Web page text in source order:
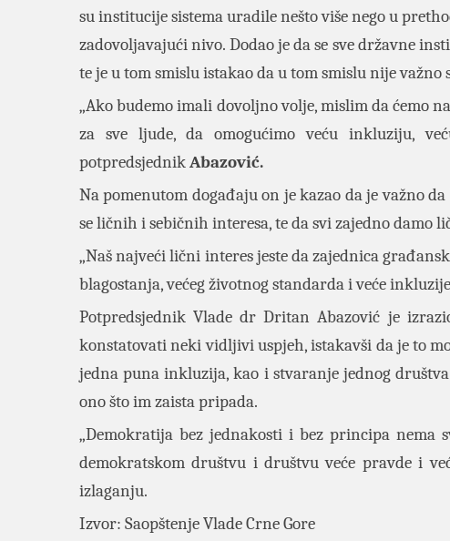
su institucije sistema uradile nešto više nego u
zadovoljavajući nivo. Dodao je da se sve državne
te je u tom smislu istakao da u tom smislu nije važno
„Ako budemo imali dovoljno volje, mislim da ćemo
za sve ljude, da omogućimo veću inkluziju,
potpredsjednikAbazović.
Na pomenutom događaju on je kazao da je važno
se ličnih i sebičnih interesa, te da svi zajedno damo
„Naš najveći lični interes jeste da zajednica
blagostanja, većeg životnog standarda i veće
Potpredsjednik Vlade dr Dritan Abazović je
konstatovati neki vidljivi uspjeh, istakavši da je to
jedna puna inkluzija, kao i stvaranje jednog
ono što im zaista pripada.
„Demokratija bez jednakosti i bez principa nema
demokratskom društvu i društvu veće pravde i
izlaganju.
Izvor: Saopštenje Vlade Crne Gore